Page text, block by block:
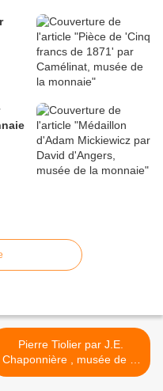
Pierre Tiolier par J.E.
Chaponnière , musée de la
monnaie >